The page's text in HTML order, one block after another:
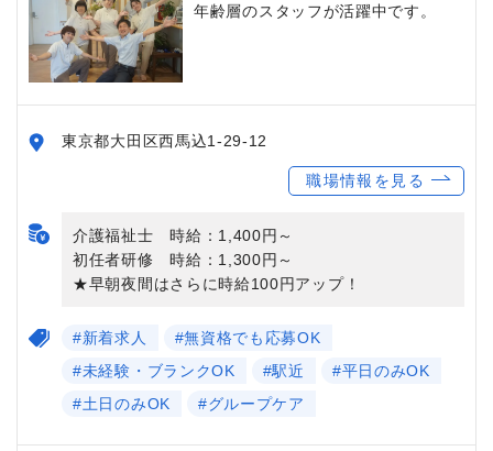
年齢層のスタッフが活躍中です。
東京都大田区西馬込1-29-12
職場情報を見る
介護福祉士 時給：1,400円～
初任者研修 時給：1,300円～
★早朝夜間はさらに時給100円アップ！
#新着求人
#無資格でも応募OK
#未経験・ブランクOK
#駅近
#平日のみOK
#土日のみOK
#グループケア